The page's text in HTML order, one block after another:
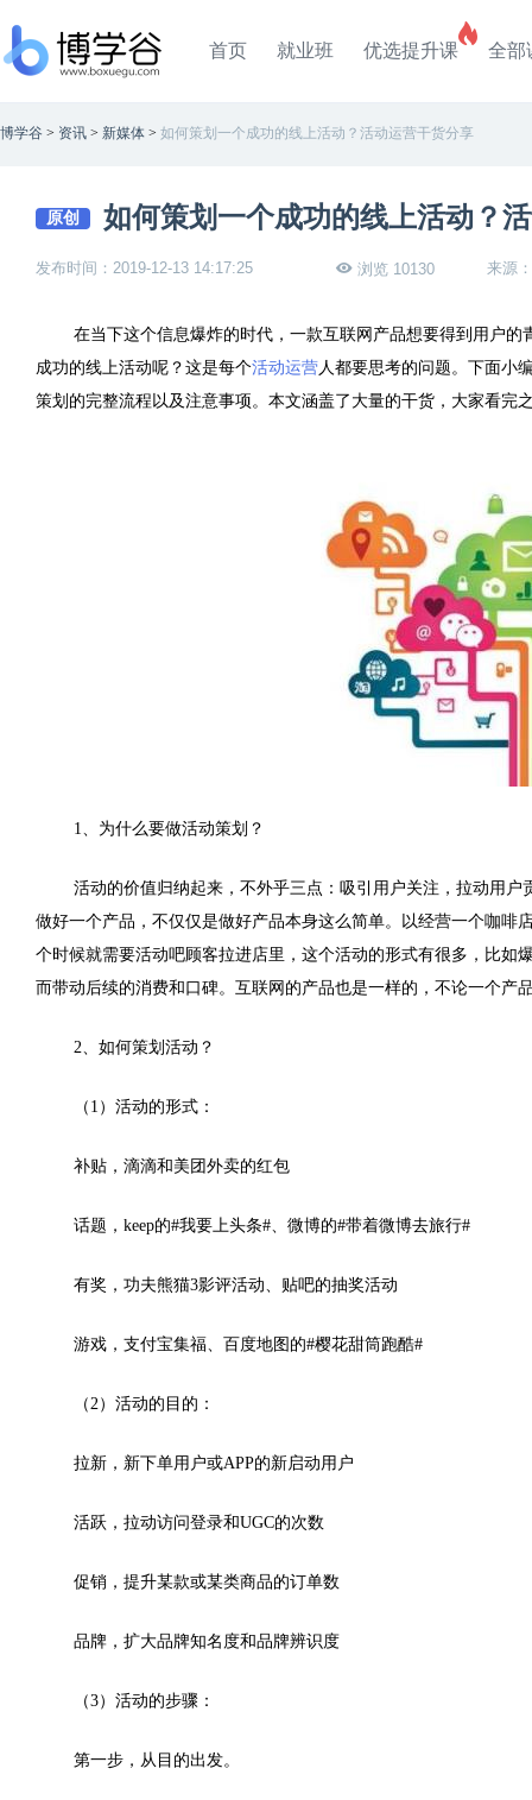
首页 就业班 优选提升课 全部
博学谷 > 资讯 > 新媒体 > 如何策划一个成功的线上活动？活动运营干货分享
原创 如何策划一个成功的线上活动？
发布时间：2019-12-13 14:17:25 浏览 10130 来源
在当下这个信息爆炸的时代，一款互联网产品想要得到用户
成功的线上活动呢？这是每个活动运营人都要思考的问题。下面小
策划的完整流程以及注意事项。本文涵盖了大量的干货，大家看完
1、为什么要做活动策划？
活动的价值归纳起来，不外乎三点：吸引用户关注，拉动用
做好一个产品，不仅仅是做好产品本身这么简单。以经营一个咖
个时候就需要活动吧顾客拉进店里，这个活动的形式有很多，比
而带动后续的消费和口碑。互联网的产品也是一样的，不论一个产
2、如何策划活动？
（1）活动的形式：
补贴，滴滴和美团外卖的红包
话题，keep的#我要上头条#、微博的#带着微博去旅行#
有奖，功夫熊猫3影评活动、贴吧的抽奖活动
游戏，支付宝集福、百度地图的#樱花甜筒跑酷#
（2）活动的目的：
拉新，新下单用户或APP的新启动用户
活跃，拉动访问登录和UGC的次数
促销，提升某款或某类商品的订单数
品牌，扩大品牌知名度和品牌辨识度
（3）活动的步骤：
第一步，从目的出发。